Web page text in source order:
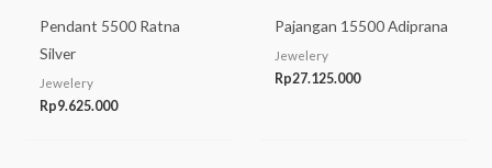
Pendant 5500 Ratna
Silver
Jewelery
Rp9.625.000
Pajangan 15500 Adiprana
Jewelery
Rp27.125.000